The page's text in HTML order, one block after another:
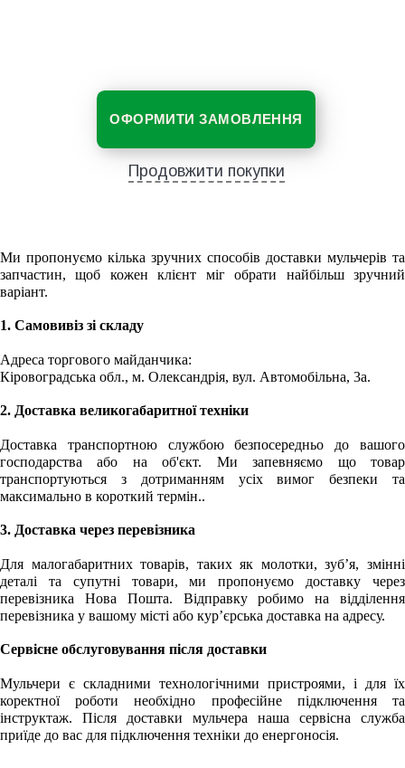
ОФОРМИТИ ЗАМОВЛЕННЯ
Продовжити покупки
Ми пропонуємо кілька зручних способів доставки мульчерів та
запчастин, щоб кожен клієнт міг обрати найбільш зручний
варіант.
1. Самовивіз зі складу
Адреса торгового майданчика:
Кіровоградська обл., м. Олександрія, вул. Автомобільна, 3а.
2. Доставка великогабаритної техніки
Доставка транспортною службою безпосередньо до вашого
господарства або на об'єкт. Ми запевняємо що товар
транспортуються з дотриманням усіх вимог безпеки та
максимально в короткий термін..
3. Доставка через перевізника
Для малогабаритних товарів, таких як молотки, зуб’я, змінні
деталі та супутні товари, ми пропонуємо доставку через
перевізника
Нова Пошта. Відправку робимо на відділення
перевізника у вашому місті або кур’єрська доставка на адресу.
Сервісне обслуговування після доставки
Мульчери є складними технологічними пристроями, і для їх
коректної роботи необхідно професійне підключення та
інструктаж. Після доставки мульчера наша сервісна служба
приїде до вас для підключення техніки до енергоносія.